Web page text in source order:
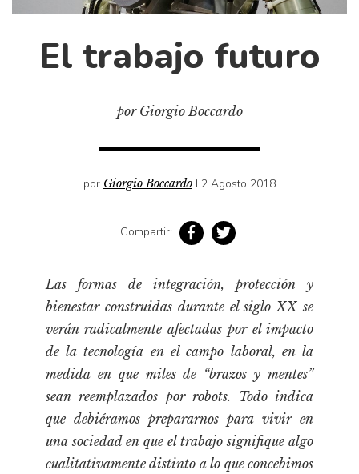
Documentos
Fragmentos
Gran reserva
Historia material de los libros
Narrativas visuales
Pensamiento
Pensamiento ilustrado
Personaje
Personajes secundarios
Política
Relecturas
Sociedad
El trabajo futuro
por Giorgio Boccardo
por Giorgio Boccardo I 2 Agosto 2018
Compartir:
Las formas de integración, protección y
bienestar construidas durante el siglo XX se
verán radicalmente afectadas por el impacto
de la tecnología en el campo laboral, en la
medida en que miles de “brazos y mentes”
sean reemplazados por robots. Todo indica
que debiéramos prepararnos para vivir en
una sociedad en que el trabajo signifique algo
cualitativamente distinto a lo que concebimos